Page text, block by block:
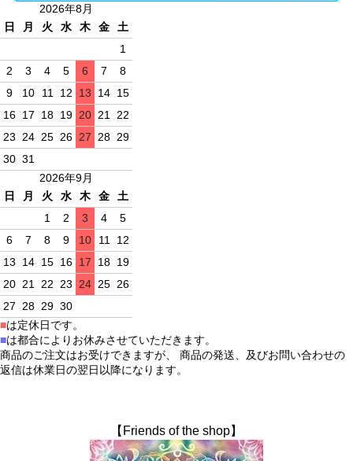
2026年8月
日
月 火 水 木 金
土
1
2
3 4 5 6 7
8
9
10 11 12 13 14 15
16 17 18 19 20 21
22
23
24 25 26 27 28 29
30 31
2026年9月
日
月 火 水 木 金
土
1
2 3 4
5
6
7 8 9 10 11
12
13
14 15 16 17 18 19
20 21 22 23 24 25 26
27
28 29 30
■は定休日です。
■は都合によりお休みさせていただきます。
商品のご注文はお受けできますが、 商品の発送、及びお問い合わせの
返信は休業日の翌日以降になります。
【Friends of the shop】